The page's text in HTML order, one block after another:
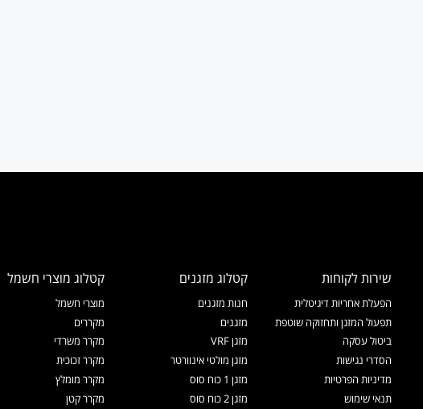
שירות לקוחות
הפעלת אחריות דיגיטלית
תפעול המזגן ותחזוקה שוטפת
ביטול עסקה
הסדרי נגישות
מדיניות הפרטיות
תנאי שימוש
קטלוג מזגנים
חנות מזגנים
מזגנים
מזגן VRF
מזגן מולטי אינוורטר
מזגן 1 כוח סוס
מזגן 2 כוח סוס
קטלוג מוצרי חשמל
מוצרי חשמל
מקררים
מקרר משרדי
מקרר זכוכית
מקרר מומלץ
מקרר קטן